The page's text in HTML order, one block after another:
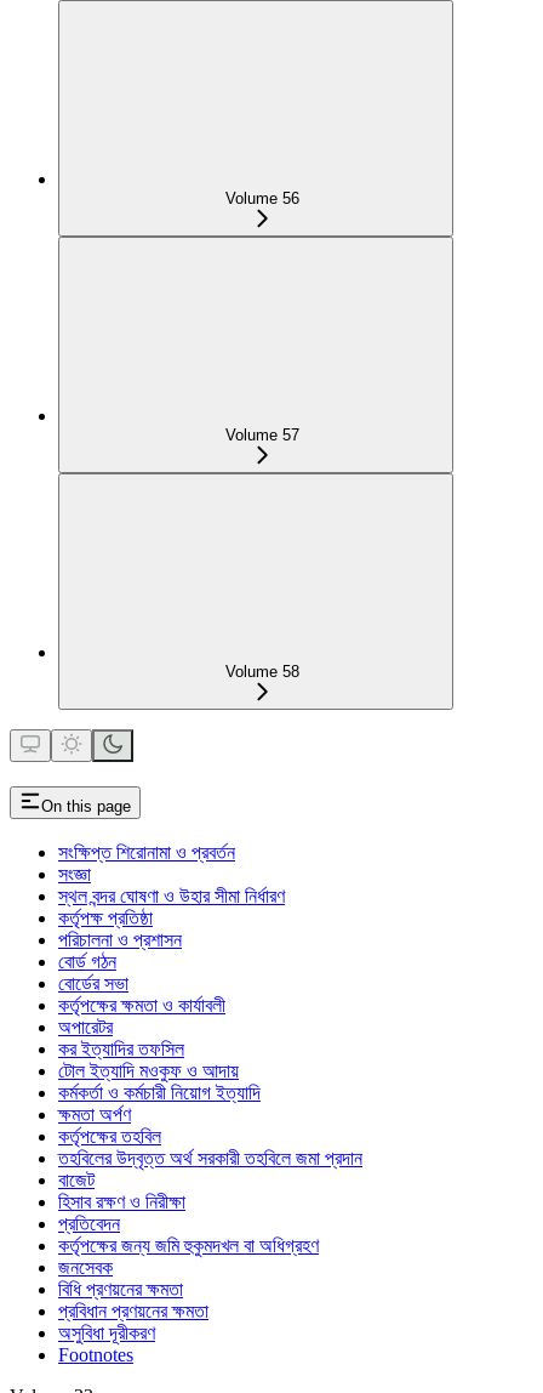
Volume 56
Volume 57
Volume 58
On this page
সংক্ষিপ্ত শিরোনামা ও প্রবর্তন
সংজ্ঞা
স্থল বন্দর ঘোষণা ও উহার সীমা নির্ধারণ
কর্তৃপক্ষ প্রতিষ্ঠা
পরিচালনা ও প্রশাসন
বোর্ড গঠন
বোর্ডের সভা
কর্তৃপক্ষের ক্ষমতা ও কার্যাবলী
অপারেটর
কর ইত্যাদির তফসিল
টোল ইত্যাদি মওকুফ ও আদায়
কর্মকর্তা ও কর্মচারী নিয়োগ ইত্যাদি
ক্ষমতা অর্পণ
কর্তৃপক্ষের তহবিল
তহবিলের উদ্বৃত্ত অর্থ সরকারী তহবিলে জমা প্রদান
বাজেট
হিসাব রক্ষণ ও নিরীক্ষা
প্রতিবেদন
কর্তৃপক্ষের জন্য জমি হুকুমদখল বা অধিগ্রহণ
জনসেবক
বিধি প্রণয়নের ক্ষমতা
প্রবিধান প্রণয়নের ক্ষমতা
অসুবিধা দূরীকরণ
Footnotes